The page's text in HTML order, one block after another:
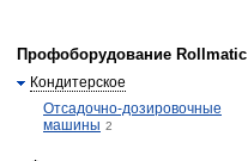
Профоборудование Rollmatic
Кондитерское
Отсадочно-дозировочные
машины 2